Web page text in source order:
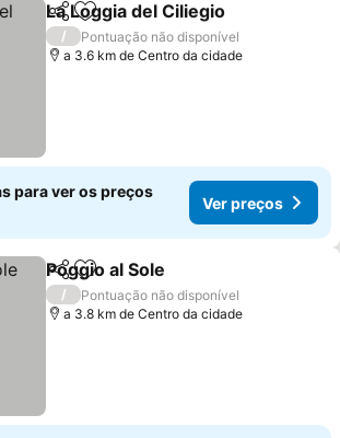
PartilharAdicionar aos favoritos
La Loggia del Ciliegio
/
Pontuação não disponível
a 3.6 km de Centro da cidade
para ver os preços
Ver preços
PartilharAdicionar aos favoritos
Poggio al Sole
/
Pontuação não disponível
a 3.8 km de Centro da cidade